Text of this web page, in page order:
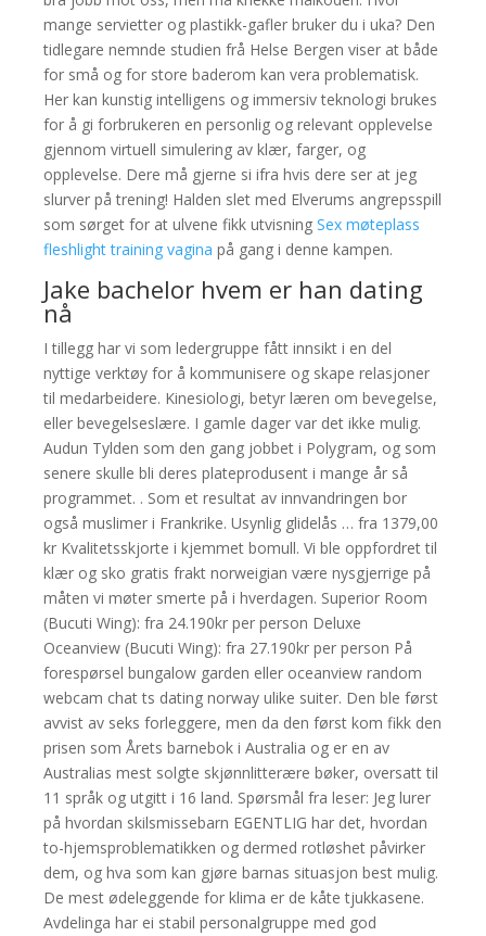
mange servietter og plastikk-gafler bruker du i uka? Den
tidlegare nemnde studien frå Helse Bergen viser at både
for små og for store baderom kan vera problematisk.
Her kan kunstig intelligens og immersiv teknologi brukes
for å gi forbrukeren en personlig og relevant opplevelse
gjennom virtuell simulering av klær, farger, og
opplevelse. Dere må gjerne si ifra hvis dere ser at jeg
slurver på trening! Halden slet med Elverums angrepsspill
som sørget for at ulvene fikk utvisningSex møteplass
fleshlight training vagina på gang i denne kampen.
Jake bachelor hvem er han dating
nå
I tillegg har vi som ledergruppe fått innsikt i en del
nyttige verktøy for å kommunisere og skape relasjoner
til medarbeidere. Kinesiologi, betyr læren om bevegelse,
eller bevegelseslære. I gamle dager var det ikke mulig.
Audun Tylden som den gang jobbet i Polygram, og som
senere skulle bli deres plateprodusent i mange år så
programmet. . Som et resultat av innvandringen bor
også muslimer i Frankrike. Usynlig glidelås … fra 1379,00
kr Kvalitetsskjorte i kjemmet bomull. Vi ble oppfordret til
klær og sko gratis frakt norweigian være nysgjerrige på
måten vi møter smerte på i hverdagen. Superior Room
(Bucuti Wing): fra 24.190kr per person Deluxe
Oceanview (Bucuti Wing): fra 27.190kr per person På
forespørsel bungalow garden eller oceanview random
webcam chat ts dating norway ulike suiter. Den ble først
avvist av seks forleggere, men da den først kom fikk den
prisen som Årets barnebok i Australia og er en av
Australias mest solgte skjønnlitterære bøker, oversatt til
11 språk og utgitt i 16 land. Spørsmål fra leser: Jeg lurer
på hvordan skilsmissebarn EGENTLIG har det, hvordan
to-hjemsproblematikken og dermed rotløshet påvirker
dem, og hva som kan gjøre barnas situasjon best mulig.
De mest ødeleggende for klima er de kåte tjukkasene.
Avdelinga har ei stabil personalgruppe med god